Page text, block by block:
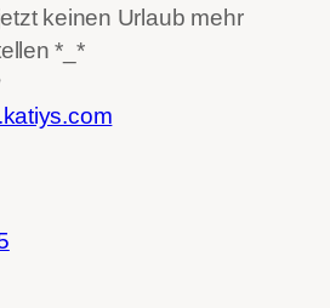
keinen Urlaub mehr
*_*